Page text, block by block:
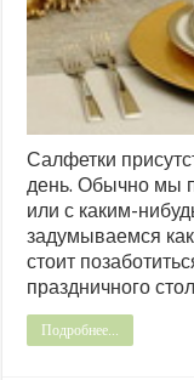
Салфетки
день. Обычно мы
или с каким-
задумываемся
стоит
праздничного
Подробнее...